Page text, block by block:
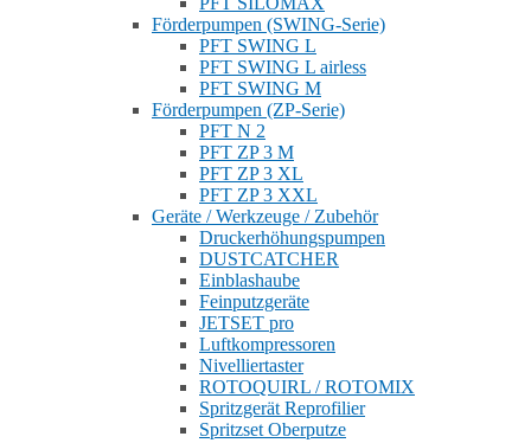
Förderpumpen (SWING-Serie)
PFT SWING L
PFT SWING L airless
PFT SWING M
Förderpumpen (ZP-Serie)
PFT N 2
PFT ZP 3 M
PFT ZP 3 XL
PFT ZP 3 XXL
Geräte / Werkzeuge / Zubehör
Druckerhöhungspumpen
DUSTCATCHER
Einblashaube
Feinputzgeräte
JETSET pro
Luftkompressoren
Nivelliertaster
ROTOQUIRL / ROTOMIX
Spritzgerät Reprofilier
Spritzset Oberputze